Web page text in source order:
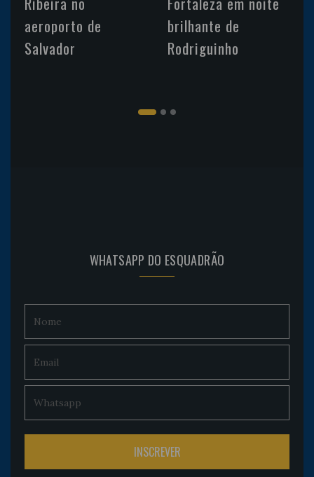
aeroporto de
Salvador
brilhante de
Rodriguinho
WHATSAPP DO ESQUADRÃO